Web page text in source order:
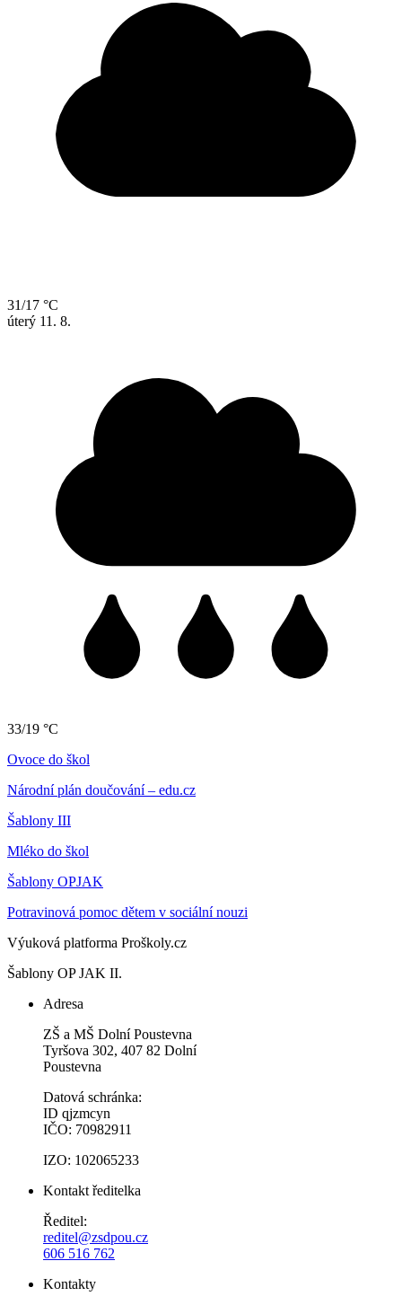
31/17 °C
úterý 11. 8.
33/19 °C
Ovoce do škol
Národní plán doučování – edu.cz
Šablony III
Mléko do škol
Šablony OPJAK
Potravinová pomoc dětem v sociální nouzi
Výuková platforma Proškoly.cz
Šablony OP JAK II.
Adresa
ZŠ a MŠ Dolní Poustevna
Tyršova 302, 407 82 Dolní
Poustevna
Datová schránka:
ID qjzmcyn
IČO: 70982911
IZO: 102065233
Kontakt ředitelka
Ředitel:
reditel@zsdpou.cz
606 516 762
Kontakty